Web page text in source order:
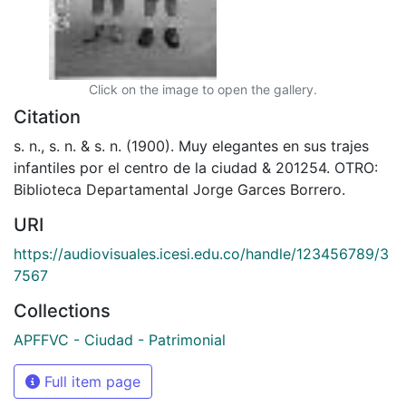
Click on the image to open the gallery.
Citation
s. n., s. n. & s. n. (1900). Muy elegantes en sus trajes
infantiles por el centro de la ciudad & 201254. OTRO:
Biblioteca Departamental Jorge Garces Borrero.
URI
https://audiovisuales.icesi.edu.co/handle/123456789/3
7567
Collections
APFFVC - Ciudad - Patrimonial
Full item page